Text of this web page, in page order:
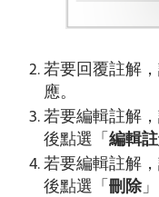
若要回覆註解
應。
若要編輯註解
後點選「編輯
若要編輯註解
後點選「刪除」